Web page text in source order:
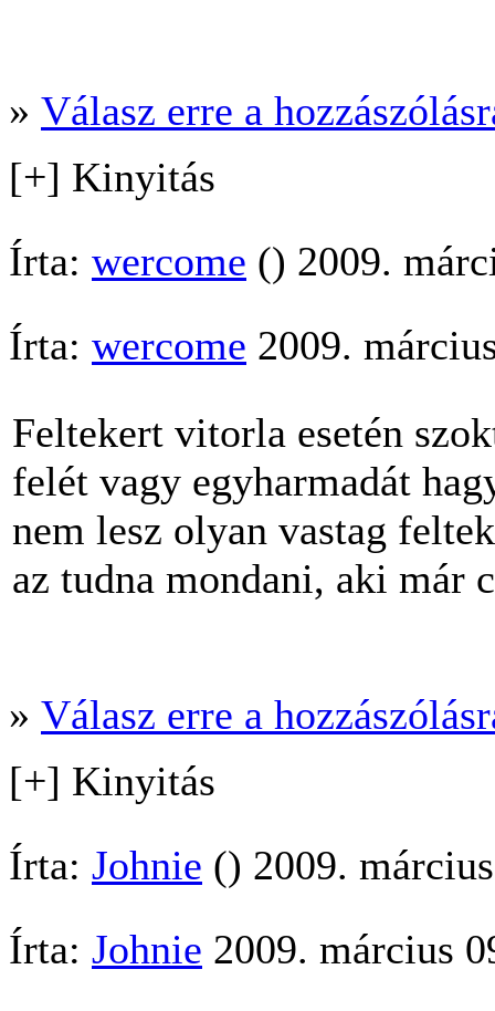
» Válasz erre a
[+] Kinyitás
Írta: wercome () 2009.
Írta: wercome 2009.
Feltekert vitorla esetén
felét vagy egyharmadát
nem lesz olyan vastag
az tudna mondani, aki már
» Válasz erre a
[+] Kinyitás
Írta: Johnie () 2009.
Írta: Johnie 2009. március